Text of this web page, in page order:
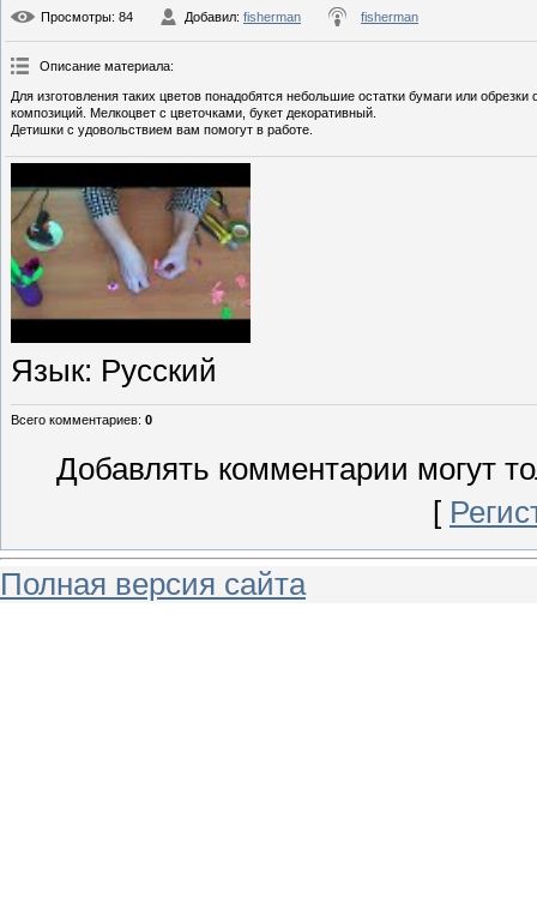
Просмотры: 84 Добавил: fisherman fisherman
Описание материала:
Для изготовления таких цветов понадобятся небольшие остатки бумаги или
композиций. Мелкоцвет с цветочками, букет декоративный.
Детишки с удовольствием вам помогут в работе.
Язык: Русский
Всего комментариев: 0
Добавлять комментарии могут
[
Полная версия сайта